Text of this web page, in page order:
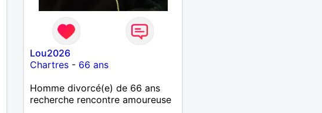
Lou2026
Chartres - 66 ans
Homme divorcé(e) de 66 ans
recherche rencontre amoureuse